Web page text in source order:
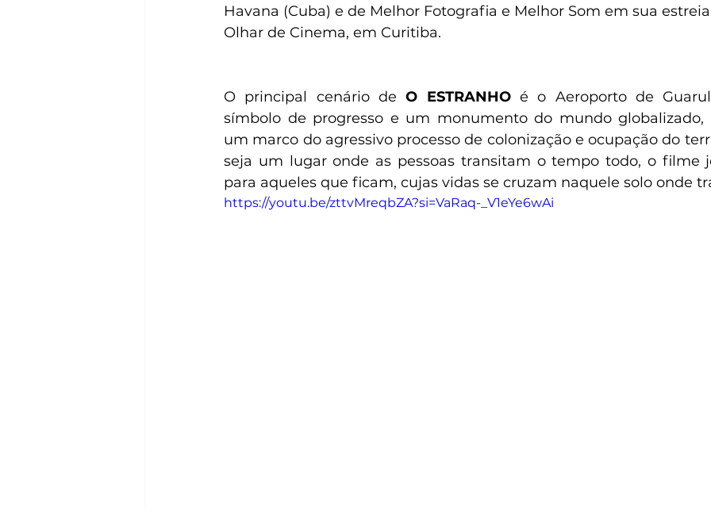
Havana (Cuba) e de Melhor Fotografia e Melhor Som em sua
Olhar de Cinema, em Curitiba.
O principal cenário de O ESTRANHO é o Aeroporto de
símbolo de progresso e um monumento do mundo
um marco do agressivo processo de colonização e ocupação do
seja um lugar onde as pessoas transitam o tempo todo, o filme
para aqueles que ficam, cujas vidas se cruzam naquele solo onde
https://youtu.be/zttvMreqbZA?si=VaRaq-_V1eYe6wAi